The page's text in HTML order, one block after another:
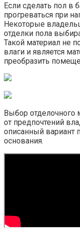
Если сделать пол в
прогреваться при
Некоторые
отделки пола
Такой материал не
влаги и является
преобразить
Выбор отделочного
от предпочтений
описанный вариант
основания.